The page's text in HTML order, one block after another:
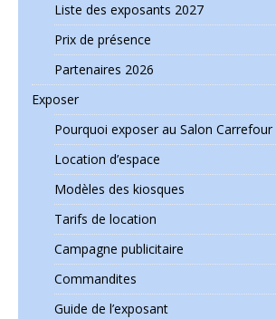
Liste des exposants 2027
Prix de présence
Partenaires 2026
Exposer
Pourquoi exposer au Salon Carrefour
Location d’espace
Modèles des kiosques
Tarifs de location
Campagne publicitaire
Commandites
Guide de l’exposant